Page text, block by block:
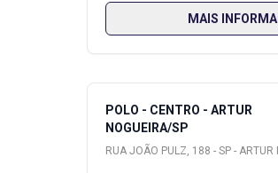
MAIS
POLO - CENTRO - ARTUR
NOGUEIRA/SP
RUA JOÃO PULZ, 188 - SP - ARTUR